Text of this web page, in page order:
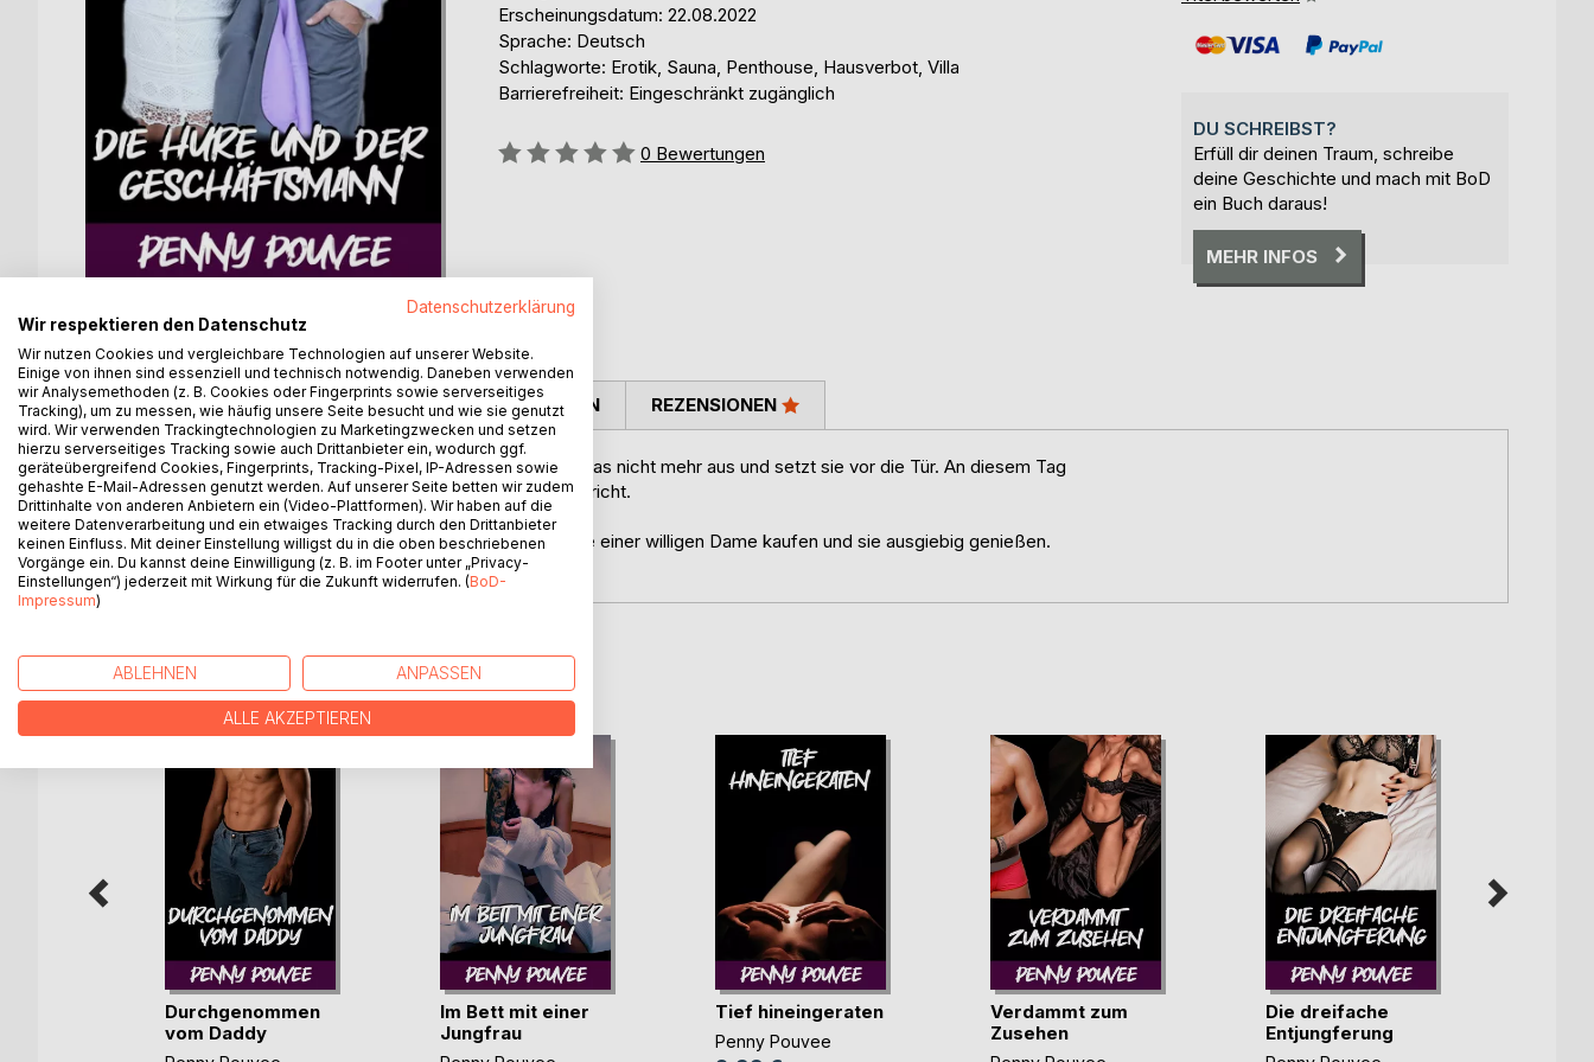
Erscheinungsdatum: 22.08.2022
Sprache: Deutsch
Schlagworte: Erotik, Sauna, Penthouse, Hausverbot, Villa
Barrierefreiheit: Eingeschränkt zugänglich
Bewertung::
0 Bewertungen
DU SCHREIBST?
Erfüll dir deinen Traum, schreibe
deine Geschichte und mach mit BoD
ein Buch daraus!
MEHR INFOS
BESCHREIBUNG
Sie nimmt regelmäßig Geld von Männern. Ihr Freund hält das nicht mehr aus und setzt sie vor die Tür. An diesem Tag
scheint es nur noch Ärger zu geben - bis jemand sie anspricht.
Sein Plan ist einfach. Er wird an diesem Abend die Dienste einer willigen Dame kaufen und sie ausgiebig genießen.
Nur, ob sie ahnt, wer er wirklich ist?
AUTOR/IN PRESSESTIMMEN REZENSIONEN
WEITERE TITEL BEIBoD
Durchgenommen
vom Daddy
Im Bett mit einer
Jungfrau
Tief hineingeraten
Penny Pouvee
Verdammt zum
Zusehen
Die dreifache
Entjungferung
Datenschutzerklärung
Wir respektieren den Datenschutz
Wir nutzen Cookies und vergleichbare Technologien auf unserer Website.
Einige von ihnen sind essenziell und technisch notwendig. Daneben verwenden
wir Analysemethoden (z. B. Cookies oder Fingerprints sowie serverseitiges
Tracking), um zu messen, wie häufig unsere Seite besucht und wie sie genutzt
wird. Wir verwenden Trackingtechnologien zu Marketingzwecken und setzen
hierzu serverseitiges Tracking sowie auch Drittanbieter ein, wodurch ggf.
geräteübergreifend Cookies, Fingerprints, Tracking-Pixel, IP-Adressen sowie
gehashte E-Mail-Adressen genutzt werden. Auf unserer Seite betten wir zudem
Drittinhalte von anderen Anbietern ein (Video-Plattformen). Wir haben auf die
weitere Datenverarbeitung und ein etwaiges Tracking durch den Drittanbieter
keinen Einfluss. Mit deiner Einstellung willigst du in die oben beschriebenen
Vorgänge ein. Du kannst deine Einwilligung (z. B. im Footer unter „Privacy-
Einstellungen“) jederzeit mit Wirkung für die Zukunft widerrufen. (BoD-
Impressum)
ABLEHNEN ANPASSEN
ALLE AKZEPTIEREN